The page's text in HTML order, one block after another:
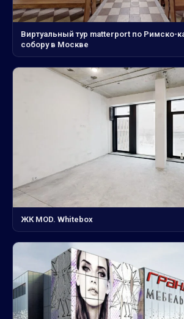
Виртуальный тур matterport по Римско-
собору в Москве
ЖК MOD. Whitebox